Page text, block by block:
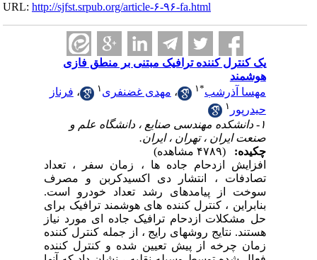
URL:http://sjfst.srpub.org/article-۶-۹۶-fa.html
یک کنترل کننده ترافیک مبتنی بر منطق فازی
هوشمند
مهسا آذرشب
۱ ،مهدی غضنفری۱ ،فرناز
حیدرپور
۱- دانشکده مهندسی صنایع ، دانشگاه علم و
صنعت ایران ، تهران ، ایران.
چکیده:
افزایش ازدحام جاده ها ، زمان سفر ، تعداد
تصادفات ، انتشار دی اکسیدکربن و مصرف
سوخت از پیامدهای رشد تعداد خودرو است.
بنابراین ، کنترل کننده های هوشمند ترافیک برای
حل مشکلات ازدحام ترافیک جاده ای مورد نیاز
هستند. نتایج روشهای رایج ، از جمله کنترل کننده
زمان چرخه از پیش تعیین شده و کنترل کننده